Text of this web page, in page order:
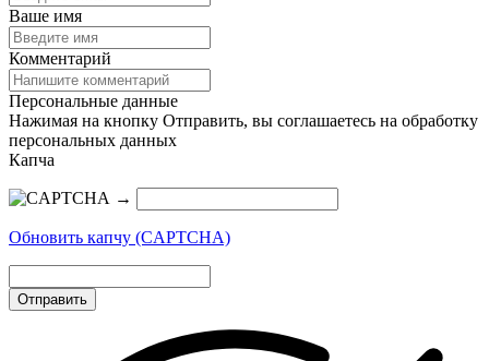
Ваше имя
Комментарий
Персональные данные
Нажимая на кнопку Отправить, вы соглашаетесь на обработку
персональных данных
Капча
→
Обновить капчу (CAPTCHA)
Отправить